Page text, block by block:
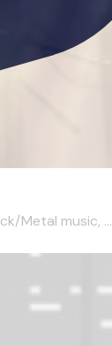
Metal music, ...